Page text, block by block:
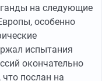
на следующие
особенно
испытания
окончательно
что послан на